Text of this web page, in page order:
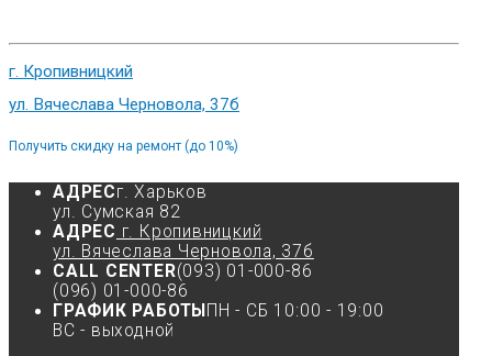
г. Кропивницкий
ул. Вячеслава Черновола, 37б
Получить скидку на ремонт (до 10%)
АДРЕСг. Харьков
ул. Сумская 82
АДРЕС г. Кропивницкий
ул. Вячеслава Черновола, 37б
CALL CENTER(093) 01-000-86
(096) 01-000-86
ГРАФИК РАБОТЫ ПН - СБ 10:00 - 19:00
ВС - выходной